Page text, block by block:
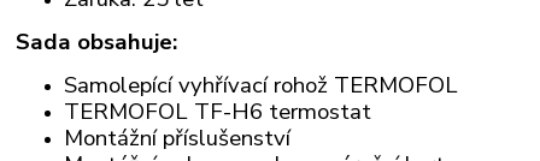
Sada obsahuje:
Samolepící vyhřívací rohož TERMOFOL
TERMOFOL TF-H6 termostat
Montážní příslušenství